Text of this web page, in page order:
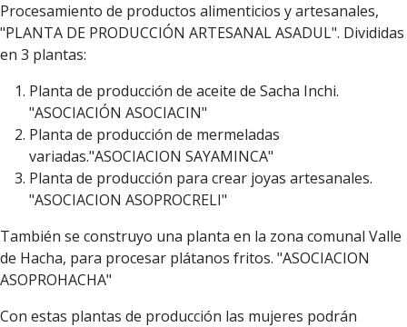
Procesamiento de productos alimenticios y artesanales,
"PLANTA DE PRODUCCIÓN ARTESANAL ASADUL". Divididas
en 3 plantas:
Planta de producción de aceite de Sacha Inchi.
"ASOCIACIÓN ASOCIACIN"
Planta de producción de mermeladas
variadas."ASOCIACION SAYAMINCA"
Planta de producción para crear joyas artesanales.
"ASOCIACION ASOPROCRELI"
También se construyo una planta en la zona comunal Valle
de Hacha, para procesar plátanos fritos. "ASOCIACION
ASOPROHACHA"
Con estas plantas de producción las mujeres podrán